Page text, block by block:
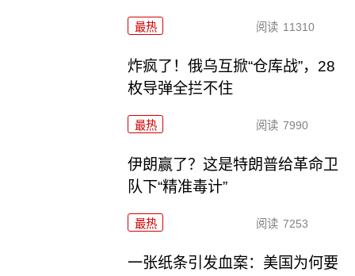
最热 阅读 11310
炸疯了！俄乌互掀“仓库战”，28
枚导弹全拦不住
最热 阅读 7990
伊朗赢了？这是特朗普给革命卫
队下“精准毒计”
最热 阅读 7253
一张纸条引发血案：美国为何要